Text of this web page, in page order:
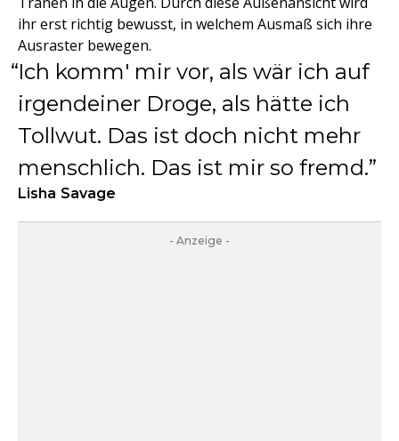
ihr erst richtig bewusst, in welchem Ausmaß sich ihre
Ausraster bewegen.
Ich komm' mir vor, als wär ich auf
irgendeiner Droge, als hätte ich
Tollwut. Das ist doch nicht mehr
menschlich. Das ist mir so fremd.
Lisha Savage
- Anzeige -